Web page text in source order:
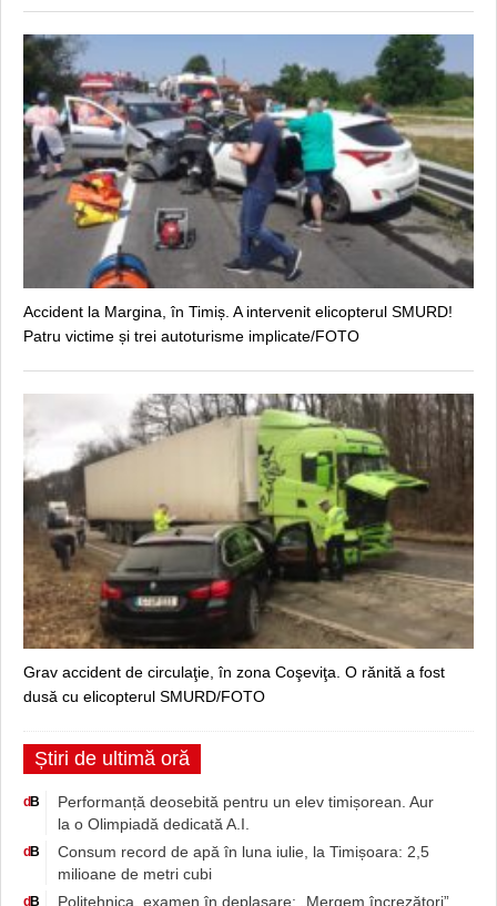
Accident la Margina, în Timiș. A intervenit elicopterul SMURD!
Patru victime și trei autoturisme implicate/FOTO
Grav accident de circulaţie, în zona Coşeviţa. O rănită a fost
dusă cu elicopterul SMURD/FOTO
Știri de ultimă oră
dB
Performanță deosebită pentru un elev timișorean. Aur
la o Olimpiadă dedicată A.I.
dB
Consum record de apă în luna iulie, la Timișoara: 2,5
milioane de metri cubi
dB Politehnica, examen în deplasare: „Mergem încrezători”